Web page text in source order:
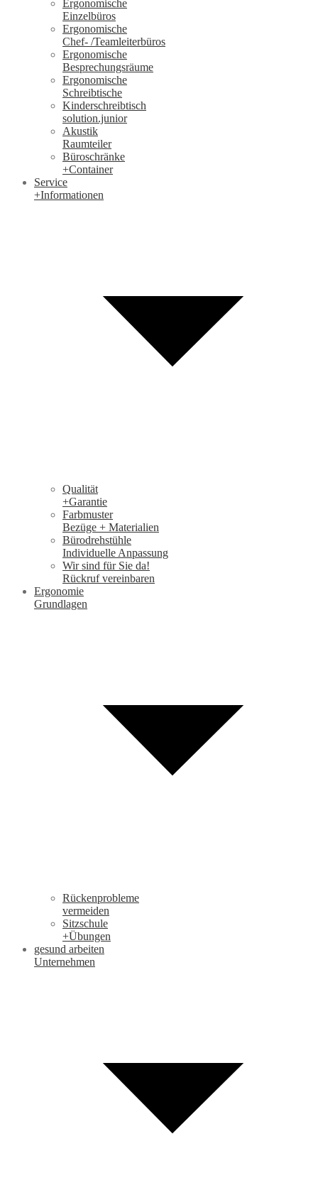
Ergonomische
Einzelbüros
Ergonomische
Chef- /Teamleiterbüros
Ergonomische
Besprechungsräume
Ergonomische
Schreibtische
Kinderschreibtisch
solution.junior
Akustik
Raumteiler
Büroschränke
+Container
Service
+Informationen
Qualität
+Garantie
Farbmuster
Bezüge + Materialien
Bürodrehstühle
Individuelle Anpassung
Wir sind für Sie da!
Rückruf vereinbaren
Ergonomie
Grundlagen
Rückenprobleme
vermeiden
Sitzschule
+Übungen
gesund arbeiten
Unternehmen